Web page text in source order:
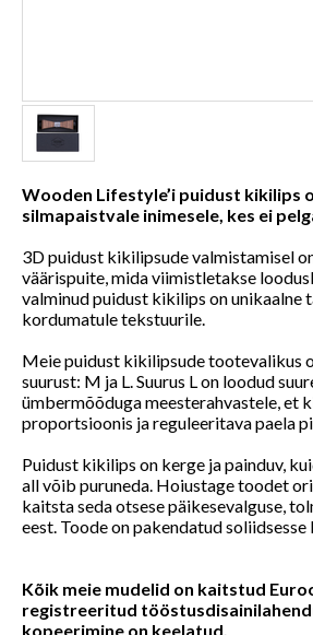
Wooden Lifestyle’i puidust kikilips
silmapaistvale inimesele, kes ei
3D puidust kikilipsude valmistamisel
väärispuite, mida viimistletakse
valminud puidust kikilips on unikaalne
kordumatule tekstuurile.
Meie puidust kikilipsude tootevalikus
suurust: M ja L. Suurus L on loodud
ümbermõõduga meesterahvastele, et
proportsioonis ja reguleeritava paela
Puidust kikilips on kerge ja painduv,
all võib puruneda. Hoiustage toodet
kaitsta seda otsese päikesevalguse,
eest. Toode on pakendatud soliidsesse
Kõik meie mudelid on kaitstud
registreeritud
kopeerimine on keelatud.